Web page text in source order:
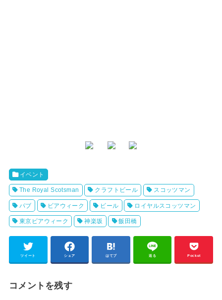
イベント
The Royal Scotsman クラフトビール スコッツマン
パブ ビアウィーク ビール ロイヤルスコッツマン
東京ビアウィーク 神楽坂 飯田橋
ツイート シェア はてブ 送る Pocket
コメントを残す